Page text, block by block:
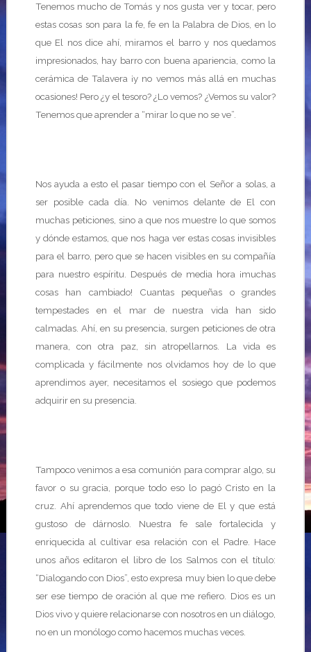
Tenemos mucho de Tomás y nos gusta ver y tocar, pero
estas cosas son para la fe, fe en la Palabra de Dios, en lo
que El nos dice ahí, miramos el barro y nos quedamos
impresionados, hay barro con buena apariencia, como la
cerámica de Talavera ¡y no vemos más allá en muchas
ocasiones! Pero ¿y el tesoro? ¿Lo vemos? ¿Vemos su valor?
Tenemos que aprender a “mirar lo que no se ve”.
Nos ayuda a esto el pasar tiempo con el Señor a solas, a
ser posible cada día. No venimos delante de El con
muchas peticiones, sino a que nos muestre lo que somos
y dónde estamos, que nos haga ver estas cosas invisibles
para el barro, pero que se hacen visibles en su compañía
para nuestro espíritu. Después de media hora ¡muchas
cosas han cambiado! Cuantas pequeñas o grandes
tempestades en el mar de nuestra vida han sido
calmadas. Ahí, en su presencia, surgen peticiones de otra
manera, con otra paz, sin atropellarnos. La vida es
complicada y fácilmente nos olvidamos hoy de lo que
aprendimos ayer, necesitamos el sosiego que podemos
adquirir en su presencia.
Tampoco venimos a esa comunión para comprar algo, su
favor o su gracia, porque todo eso lo pagó Cristo en la
cruz. Ahí aprendemos que todo viene de El y que está
gustoso de dárnoslo. Nuestra fe sale fortalecida y
enriquecida al cultivar esa relación con el Padre. Hace
unos años editaron el libro de los Salmos con el título:
“Dialogando con Dios”, esto expresa muy bien lo que debe
ser ese tiempo de oración al que me refiero. Dios es un
Dios vivo y quiere relacionarse con nosotros en un diálogo,
no en un monólogo como hacemos muchas veces.